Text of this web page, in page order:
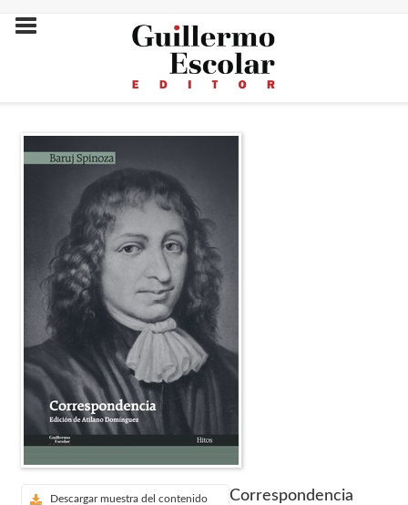
Descargar muestra del contenido Correspondencia